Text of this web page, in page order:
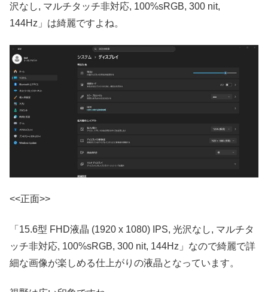
沢なし, マルチタッチ非対応, 100%sRGB, 300 nit,
144Hz」は綺麗ですよね。
<<正面>>
「15.6型 FHD液晶 (1920 x 1080) IPS, 光沢なし, マルチタ
ッチ非対応, 100%sRGB, 300 nit, 144Hz」なので綺麗で詳
細な画像が楽しめる仕上がりの液晶となっています。